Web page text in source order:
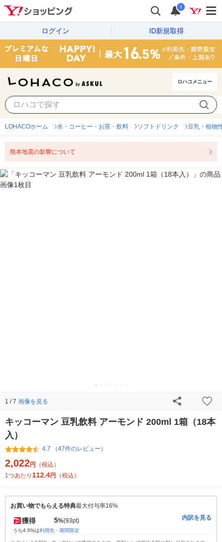
i
ログイン ID新規取得
ロハコメニュー
LOHACOホーム 水・コーヒー・お茶・飲料 ソフトドリンク 豆乳・植物
熊本地震の影響について
1 / 7 画像を見る
キッコーマン 豆乳飲料 アーモンド 200ml 1箱（18本
入）
4.7 （47件のレビュー）
2,022円
（税込）
1つあたり 112.4円 （税込）
お買い物でもらえる特典最大付与率16%
獲得 5%(93pt)
うち4.5%は利用先・期間限定
内訳を見る